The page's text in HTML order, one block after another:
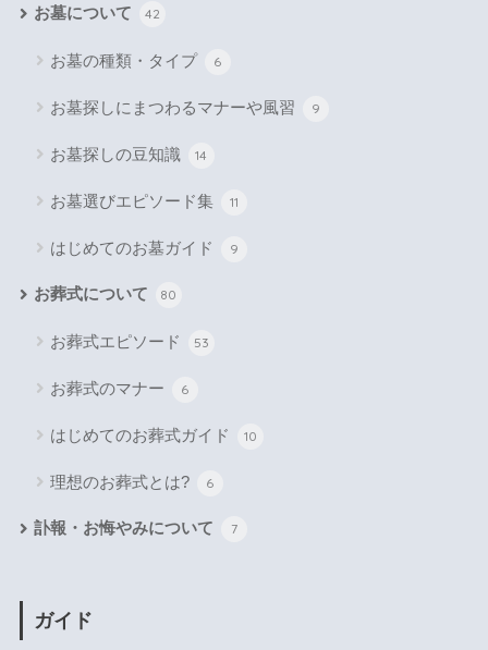
お墓について 42
お墓の種類・タイプ 6
お墓探しにまつわるマナーや風習 9
お墓探しの豆知識 14
お墓選びエピソード集 11
はじめてのお墓ガイド 9
お葬式について 80
お葬式エピソード 53
お葬式のマナー 6
はじめてのお葬式ガイド 10
理想のお葬式とは? 6
訃報・お悔やみについて 7
ガイド